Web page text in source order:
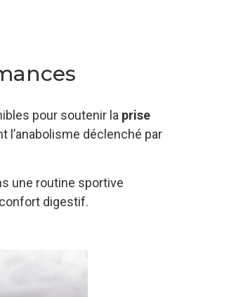
pour soutenir la prise
l’anabolisme déclenché par
une routine sportive
digestif.